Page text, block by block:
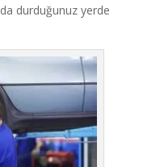
durduğunuz yerde